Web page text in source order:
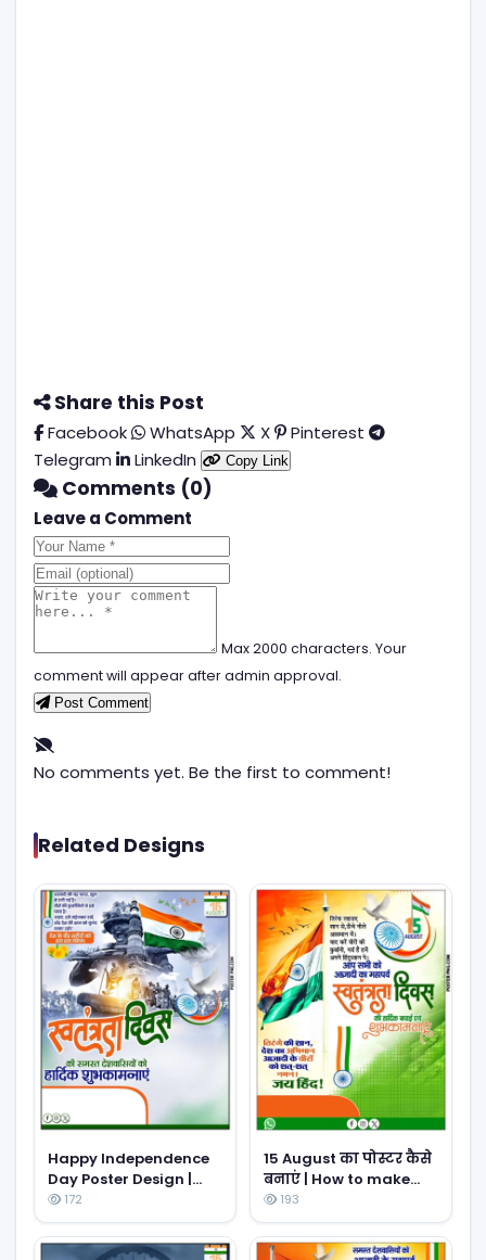
Share this Post
Facebook WhatsApp X
Pinterest
Telegram
LinkedIn Copy Link
Comments (0)
Leave a Comment
Max 2000 characters. Your
comment will appear after admin approval.
Post Comment
No comments yet. Be the first to comment!
Related Designs
Happy Independence
Day Poster Design |
Pixellab Mobile
Tutorial | 15 August
Poster Kaise banaye
172
15 August का पोस्टर कैसे
बनाएं | How to make
Independence Day
Poster in Pixellab |
Mobile Se Poster
193